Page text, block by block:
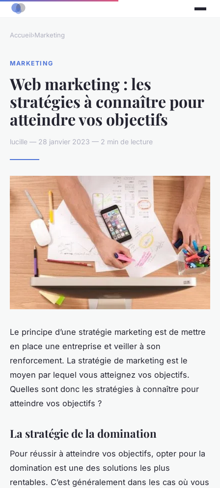
Accueil›Marketing
MARKETING
Web marketing : les
stratégies à connaître pour
atteindre vos objectifs
lucille — 28 janvier 2023 — 2 min de lecture
Le principe d’une stratégie marketing est de mettre
en place une entreprise et veiller à son
renforcement. La stratégie de marketing est le
moyen par lequel vous atteignez vos objectifs.
Quelles sont donc les stratégies à connaître pour
atteindre vos objectifs ?
La stratégie de la domination
Pour réussir à atteindre vos objectifs, opter pour la
domination est une des solutions les plus
rentables. C’est généralement dans les cas où vous